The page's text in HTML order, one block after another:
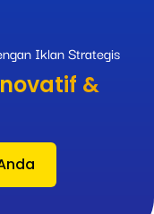
Iklan Strategis
&